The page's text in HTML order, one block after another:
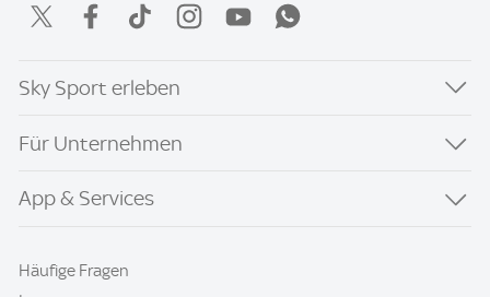
Sky Sport erleben
Für Unternehmen
App & Services
Häufige Fragen